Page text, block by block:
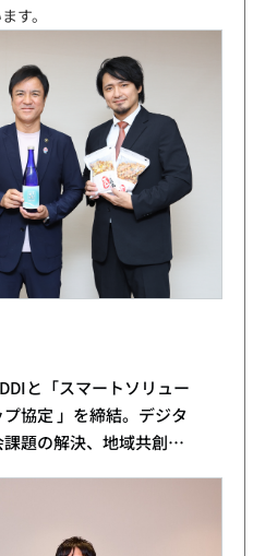
す。
と「スマートソリュー
協定 」を締結。デジタ
題の解決、地域共創を